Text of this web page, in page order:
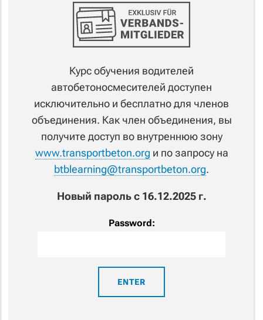
Курс обучения водителей
автобетоносмесителей доступен
исключительно и бесплатно для членов
объединения. Как член объединения, вы
получите доступ во внутреннюю зону
www.transportbeton.org и по запросу на
btblearning@transportbeton.org.
Новый пароль с 16.12.2025 г.
Password: